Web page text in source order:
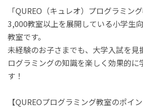
「QUREO（キュレオ）プログラミン
3,000教室以上を展開している小学生
教室です。
未経験のお子さまでも、大学入試を見
ログラミングの知識を楽しく効果的に
す！
【QUREOプログラミング教室のポイン